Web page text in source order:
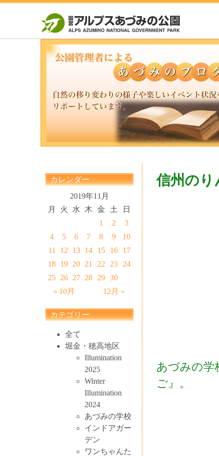
カレンダー
2019年11月
月
火 水 木 金 土 日
« 10月 12月 »
1 2
3
4
5 6 7 8 9
10
11
12 13 14 15 16
17
18 19 20 21 22 23
24
25 26 27 28 29 30
カテゴリー
全て
堀金・穂高地区
Illumination
2025
Winter
Illumination
2024
あづみの学校
インドアガー
デン
ワンちゃんた
信州の
あづみの学
ご』。